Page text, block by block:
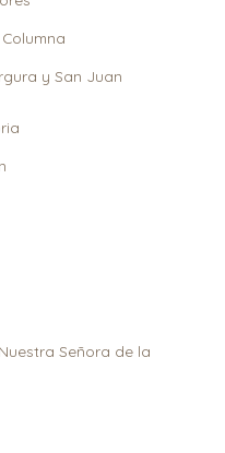
y San Juan
Señora de la